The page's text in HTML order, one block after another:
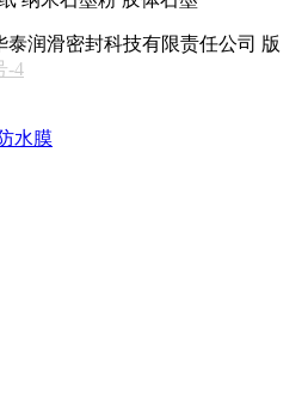
泰润滑密封科技有限责任公司 版
-4
水膜